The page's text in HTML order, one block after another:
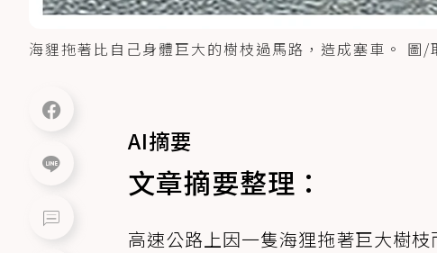
海貍拖著比自己身體巨大的樹枝過馬路，造成塞車。
AI摘要
文章摘要整理：
高速公路上因一隻海狸拖著巨大樹